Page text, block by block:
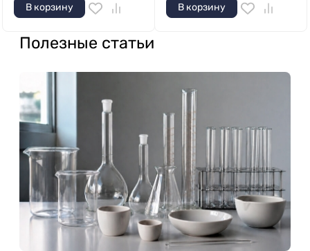
В корзину В корзину
Полезные статьи